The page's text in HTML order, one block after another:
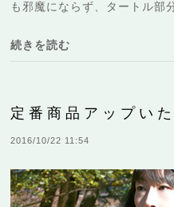
も邪魔にならず、タートル部
続きを読む
定番商品アップい
2016/10/22 11:54